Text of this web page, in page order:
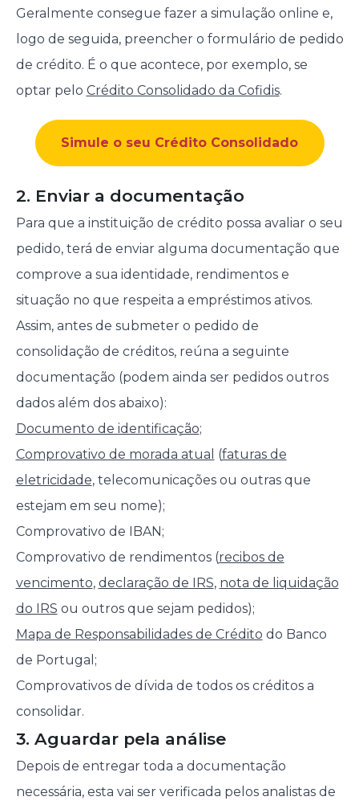
Geralmente consegue fazer a simulação online e,
logo de seguida, preencher o formulário de pedido
de crédito. É o que acontece, por exemplo, se
optar pelo Crédito Consolidado da Cofidis.
Simule o seu Crédito Consolidado
2. Enviar a documentação
Para que a instituição de crédito possa avaliar o seu
pedido, terá de enviar alguma documentação que
comprove a sua identidade, rendimentos e
situação no que respeita a empréstimos ativos.
Assim, antes de submeter o pedido de
consolidação de créditos, reúna a seguinte
documentação (podem ainda ser pedidos outros
dados além dos abaixo):
Documento de identificação;
Comprovativo de morada atual (faturas de
eletricidade, telecomunicações ou outras que
estejam em seu nome);
Comprovativo de IBAN;
Comprovativo de rendimentos (recibos de
vencimento, declaração de IRS, nota de liquidação
do IRS ou outros que sejam pedidos);
Mapa de Responsabilidades de Crédito do Banco
de Portugal;
Comprovativos de dívida de todos os créditos a
consolidar.
3. Aguardar pela análise
Depois de entregar toda a documentação
necessária, esta vai ser verificada pelos analistas de